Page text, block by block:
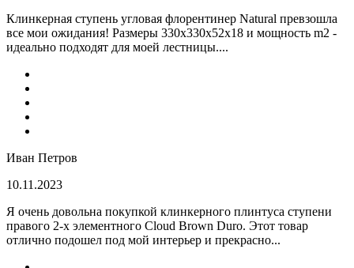
Клинкерная ступень угловая флорентинер Natural превзошла
все мои ожидания! Размеры 330х330х52х18 и мощность m2 -
идеально подходят для моей лестницы....
Иван Петров
10.11.2023
Я очень довольна покупкой клинкерного плинтуса ступени
правого 2-х элементного Cloud Brown Duro. Этот товар
отлично подошел под мой интерьер и прекрасно...